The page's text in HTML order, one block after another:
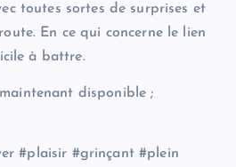
toutes sortes de surprises et
En ce qui concerne le lien
à battre.
disponible ;
#plaisir #grinçant #plein